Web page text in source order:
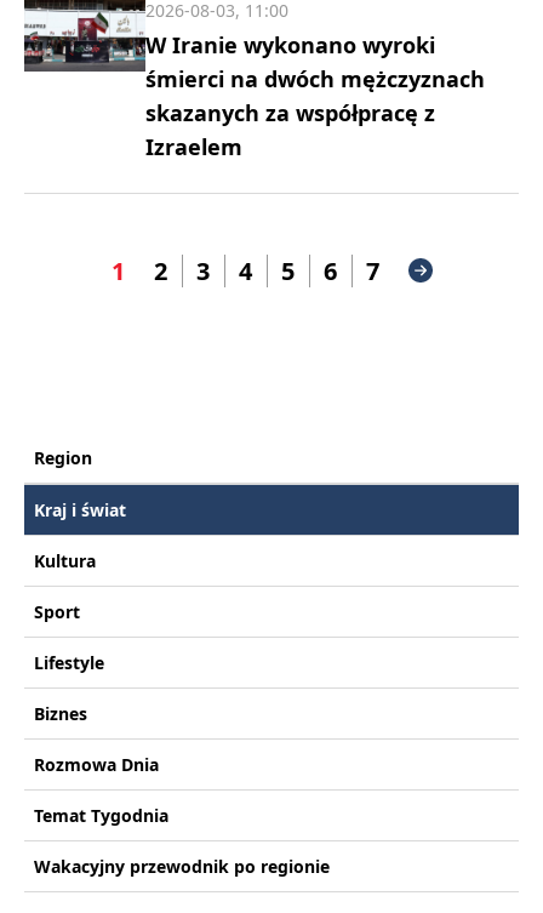
W Iranie wykonano wyroki
śmierci na dwóch mężczyznach
skazanych za współpracę z
Izraelem
2026-08-03, 11:00
1 2 3 4 5 6 7
Region
Kraj i świat
Kultura
Sport
Lifestyle
Biznes
Rozmowa Dnia
Temat Tygodnia
Wakacyjny przewodnik po regionie